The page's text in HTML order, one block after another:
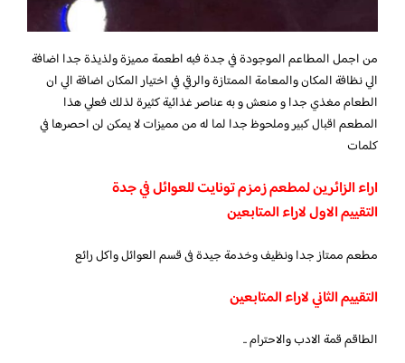
من اجمل المطاعم الموجودة في جدة فبه اطعمة مميزة ولذيذة جدا اضافة
الي نظافة المكان والمعامة الممتازة والرقي في اختيار المكان اضافة الي ان
الطعام مغذي جدا و منعش و به عناصر غذائية كثيرة لذلك فعلي هذا
المطعم اقبال كبير وملحوظ جدا لما له من مميزات لا يمكن لن احصرها في
كلمات
اراء الزائرين لمطعم زمزم تونايت للعوائل في جدة
التقييم الاول لاراء المتابعين
مطعم ممتاز جدا ونظيف وخدمة جيدة فى قسم العوائل واكل رائع
التقييم الثاني لاراء المتابعين
الطاقم قمة الادب والاحترام ..